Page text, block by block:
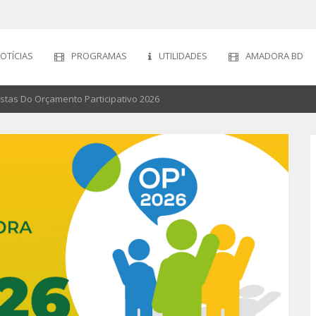
PROGRAMAS UTILIDADES AMADORA BD
Do Orçamento Participativo 2026